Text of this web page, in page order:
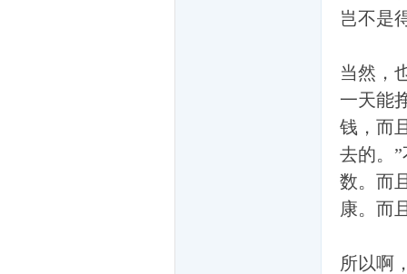
岂不是
当然，
一天能
钱，而
去的。
数。而
康。而
所以啊